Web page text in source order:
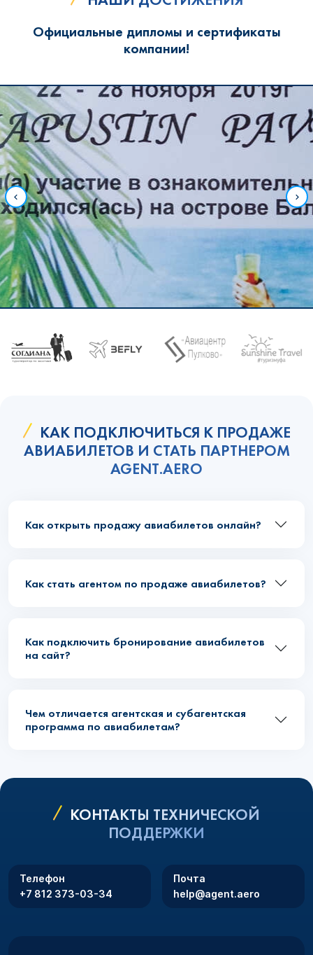
Официальные дипломы и сертификаты
компании!
КАК ПОДКЛЮЧИТЬСЯ К ПРОДАЖЕ
АВИАБИЛЕТОВ И СТАТЬ ПАРТНЕРОМ
AGENT.AERO
Как открыть продажу авиабилетов онлайн?
Как стать агентом по продаже авиабилетов?
Как подключить бронирование авиабилетов
на сайт?
Чем отличается агентская и субагентская
программа по авиабилетам?
КОНТАКТЫ ТЕХНИЧЕСКОЙ
ПОДДЕРЖКИ
Телефон
+7 812 373-03-34
Почта
help@agent.aero